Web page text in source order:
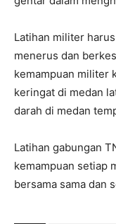
Latihan militer
menerus dan
kemampuan militer
keringat di medan
darah di medan
Latihan gabungan
kemampuan setiap
bersama sama dan